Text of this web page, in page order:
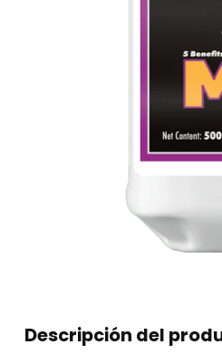
Descripción del